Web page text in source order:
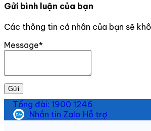
Gửi bình luận của bạn
Các thông tin cá nhân của bạn sẽ
Message*
Gửi
Tổng đài: 1900 1246
Nhắn tin Zalo Hỗ trợ